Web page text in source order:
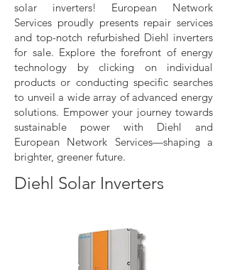
solar inverters! European Network
Services proudly presents repair services
and top-notch refurbished Diehl inverters
for sale. Explore the forefront of energy
technology by clicking on individual
products or conducting specific searches
to unveil a wide array of advanced energy
solutions. Empower your journey towards
sustainable power with Diehl and
European Network Services—shaping a
brighter, greener future.
Diehl Solar Inverters